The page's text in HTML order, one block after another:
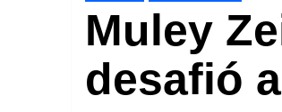
Muley
desafió